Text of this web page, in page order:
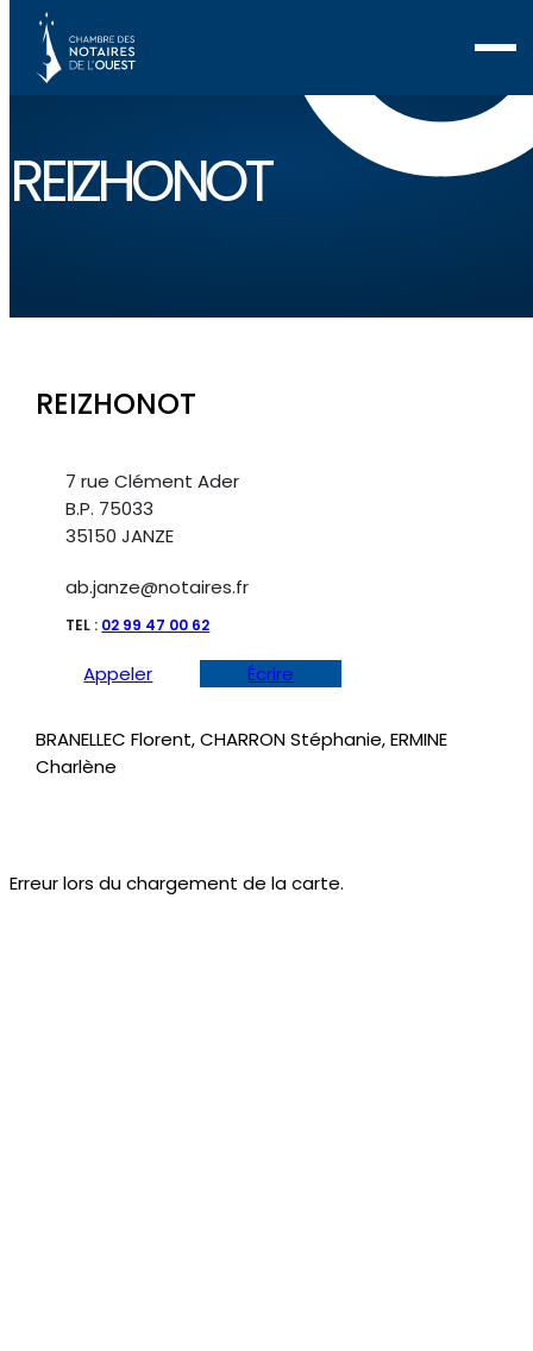
REIZHONOT
Erreur lors du chargement de la carte.
REIZHONOT
7 rue Clément Ader
B.P. 75033
35150 JANZE
ab.janze@notaires.fr
TEL : 02 99 47 00 62
Appeler Écrire
BRANELLEC Florent, CHARRON Stéphanie, ERMINE
Charlène